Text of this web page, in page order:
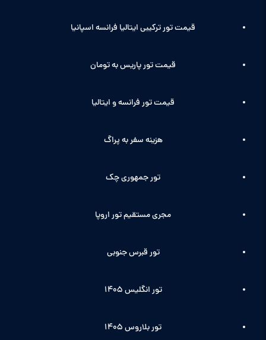
قیمت تور ترکیبی ایتالیا فرانسه اسپانیا
قیمت تور پاریس به تومان
قیمت تور فرانسه و ایتالیا
هزینه سفر به پراگ
تور جمهوری چک
مجری مستقیم تور اروپا
تور قبرس جنوبی
تور انگلیس ۱۴۰5
تور بلاروس 1405